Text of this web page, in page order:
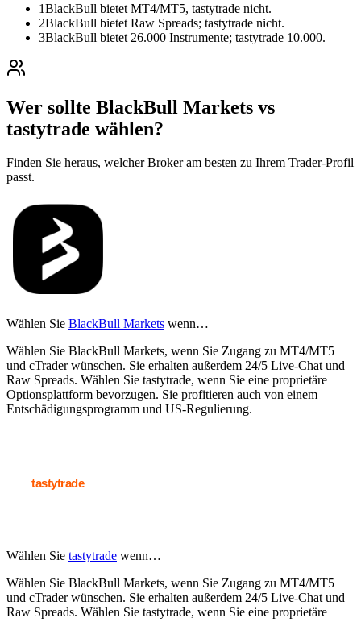
1BlackBull bietet MT4/MT5, tastytrade nicht.
2BlackBull bietet Raw Spreads; tastytrade nicht.
3BlackBull bietet 26.000 Instrumente; tastytrade 10.000.
Wer sollte BlackBull Markets vs
tastytrade wählen?
Finden Sie heraus, welcher Broker am besten zu Ihrem Trader-Profil
passt.
Wählen Sie BlackBull Markets wenn…
Wählen Sie BlackBull Markets, wenn Sie Zugang zu MT4/MT5
und cTrader wünschen. Sie erhalten außerdem 24/5 Live-Chat und
Raw Spreads. Wählen Sie tastytrade, wenn Sie eine proprietäre
Optionsplattform bevorzugen. Sie profitieren auch von einem
Entschädigungsprogramm und US-Regulierung.
Wählen Sie tastytrade wenn…
Wählen Sie BlackBull Markets, wenn Sie Zugang zu MT4/MT5
und cTrader wünschen. Sie erhalten außerdem 24/5 Live-Chat und
Raw Spreads. Wählen Sie tastytrade, wenn Sie eine proprietäre